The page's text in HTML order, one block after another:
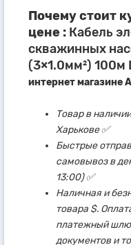
Почему стоит
цене : Кабель
скважинных
(3×1.0мм²) 100м
интернет магазине
Товар в
Харькове ✅
Быстрые
самовывоз в
13:00) ✅
Наличная и
товара $.
платежный
документов и